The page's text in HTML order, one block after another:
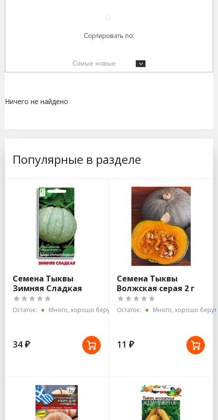
Сортировать по:
Самые новые
Ничего не найдено
Популярные в разделе
Семена Тыквы
Зимняя Сладкая
10шт крупноплодная
Остаток: Много, хорошо берут
34 ₽
Семена Тыквы
Волжская серая 2 г
белые пакеты
Остаток: Много, хорошо берут
11 ₽